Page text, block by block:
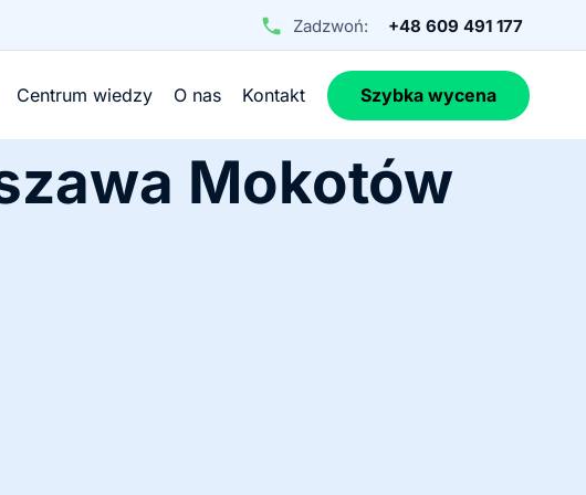
Zadzwoń: +48 609 491 177
Centrum wiedzy O nas Kontakt Szybka wycena
Mokotów